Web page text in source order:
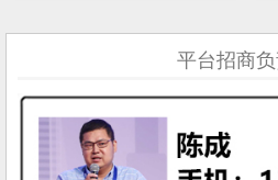
平台招商负